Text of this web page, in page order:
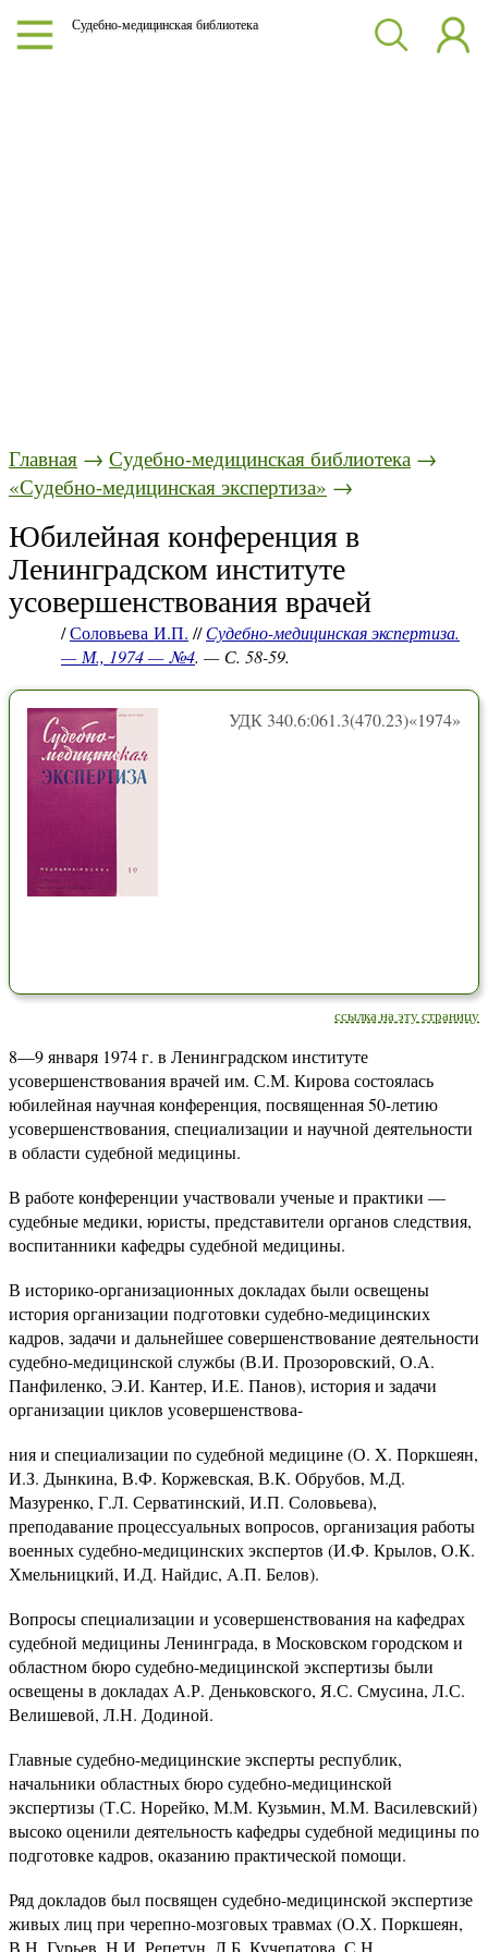
Судебно-медицинская библиотека
Главная → Судебно-медицинская библиотека →
«Судебно-медицинская экспертиза» →
Юбилейная конференция в
Ленинградском институте
усовершенствования врачей
/Соловьева И.П. //Судебно-медицинская экспертиза.
— М., 1974 — №4. — С. 58-59.
УДК 340.6:061.3(470.23)«1974»
ссылка на эту страницу
8—9 января 1974 г. в Ленинградском институте
усовершенствования врачей им. С.М. Кирова состоялась
юбилейная научная конференция, посвященная 50-летию
усовершенствования, специализации и научной деятельности
в области судебной медицины.
В работе конференции участвовали ученые и практики —
судебные медики, юристы, представители органов следствия,
воспитанники кафедры судебной медицины.
В историко-организационных докладах были освещены
история организации подготовки судебно-медицинских
кадров, задачи и дальнейшее совершенствование деятельности
судебно-медицинской службы (В.И. Прозоровский, О.А.
Панфиленко, Э.И. Кантер, И.Е. Панов), история и задачи
организации циклов усовершенствова-
ния и специализации по судебной медицине (О. X. Поркшеян,
И.З. Дынкина, В.Ф. Коржевская, В.К. Обрубов, М.Д.
Мазуренко, Г.Л. Серватинский, И.П. Соловьева),
преподавание процессуальных вопросов, организация работы
военных судебно-медицинских экспертов (И.Ф. Крылов, О.К.
Хмельницкий, И.Д. Найдис, А.П. Белов).
Вопросы специализации и усовершенствования на кафедрах
судебной медицины Ленинграда, в Московском городском и
областном бюро судебно-медицинской экспертизы были
освещены в докладах А.Р. Деньковского, Я.С. Смусина, Л.С.
Велишевой, Л.Н. Додиной.
Главные судебно-медицинские эксперты республик,
начальники областных бюро судебно-медицинской
экспертизы (Т.С. Норейко, М.М. Кузьмин, М.М. Василевский)
высоко оценили деятельность кафедры судебной медицины по
подготовке кадров, оказанию практической помощи.
Ряд докладов был посвящен судебно-медицинской экспертизе
живых лиц при черепно-мозговых травмах (О.Х. Поркшеян,
В.Н. Гурьев, Н.И. Репетун, Л.Б. Кучепатова, С.Н.